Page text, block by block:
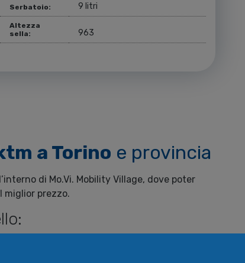
Serbatoio: 9 litri
Altezza
sella:
963
a Torino e provincia
di Mo.Vi. Mobility Village, dove poter
miglior prezzo.